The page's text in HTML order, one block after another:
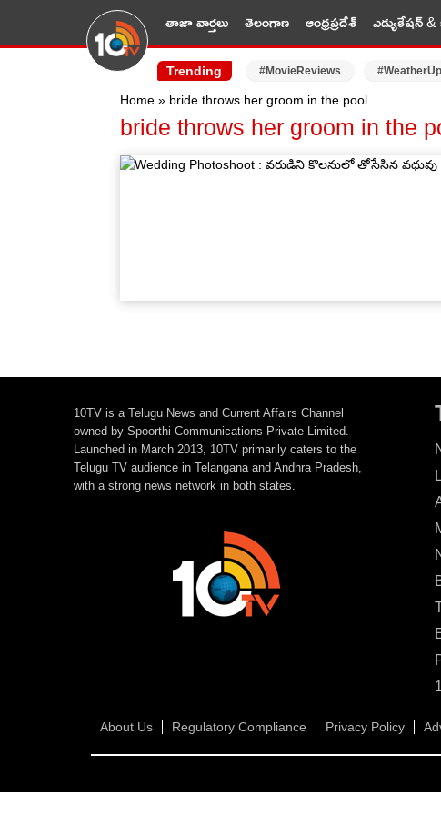
తాజా వార్తలు తెలంగాణ ఆంధ్రప్రదేశ్ ఎడ్యుకేషన్
Trending #MovieReviews
Home » bride throws her groom in the pool
bride throws her groom in the
10TV is a Telugu News and Current Affairs Channel
owned by Spoorthi Communications Private Limited.
Launched in March 2013, 10TV primarily caters to the
Telugu TV audience in Telangana and Andhra Pradesh,
with a strong news network in both states.
About Us Regulatory Compliance Privacy Policy